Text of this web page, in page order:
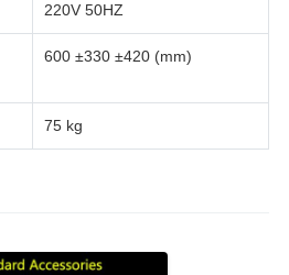
220V 50HZ
600 ±330 ±420 (mm)
75 kg